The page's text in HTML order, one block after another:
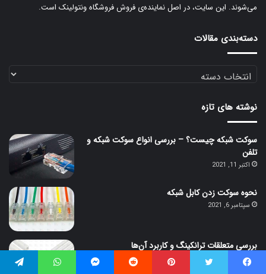
می‌شوند. این سایت، در اصل نماینده‌ی فروش فروشگاه ونتولینک است.
دسته‌بندی مقالات
دسته‌بندی
مقالات
نوشته های تازه
سوکت شبکه چیست؟ – بررسی انواع سوکت شبکه و
تلفن
اکتبر 11, 2021
نحوه سوکت زدن کابل شبکه
سپتامبر 6, 2021
بررسی متعلقات ترانکینگ و کاربرد آن‌ها
ژانویه 8, 2022